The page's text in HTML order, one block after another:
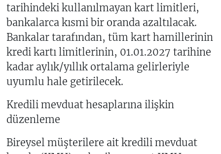
tarihindeki kullanılmayan kart limitleri,
bankalarca kısmi bir oranda azaltılacak.
Bankalar tarafından, tüm kart hamillerinin
kredi kartı limitlerinin, 01.01.2027 tarihine
kadar aylık/yıllık ortalama gelirleriyle
uyumlu hale getirilecek.
Kredili mevduat hesaplarına ilişkin
düzenleme
Bireysel müşterilere ait kredili mevduat